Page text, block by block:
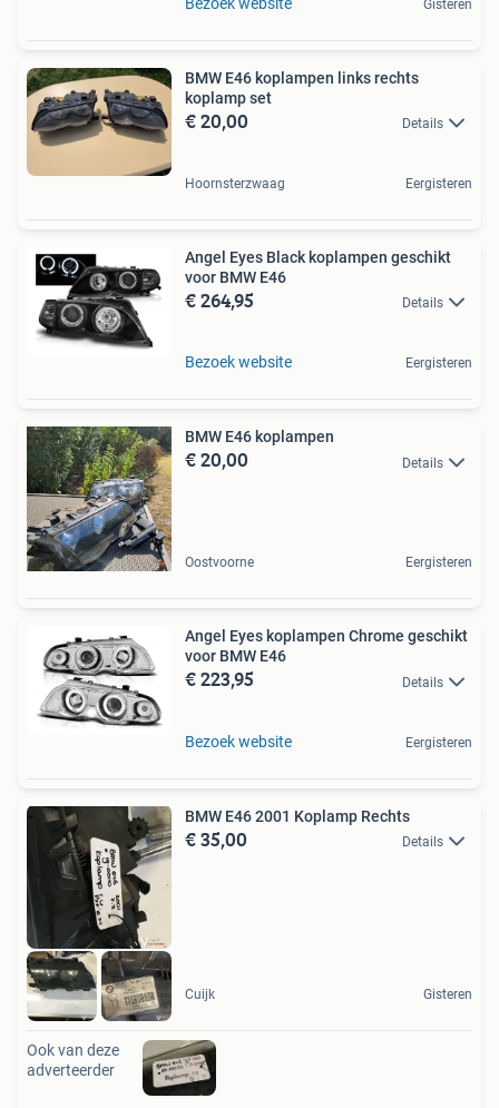
Gisteren
BMW E46 koplampen links rechts
koplamp set
€ 20,00 Details
Hoornsterzwaag Eergisteren
Angel Eyes Black koplampen geschikt
voor BMW E46
€ 264,95 Details
Bezoek website Eergisteren
BMW E46 koplampen
€ 20,00 Details
Oostvoorne Eergisteren
Angel Eyes koplampen Chrome geschikt
voor BMW E46
€ 223,95 Details
Bezoek website Eergisteren
BMW E46 2001 Koplamp Rechts
€ 35,00 Details
Cuijk Gisteren
Ook van deze
adverteerder